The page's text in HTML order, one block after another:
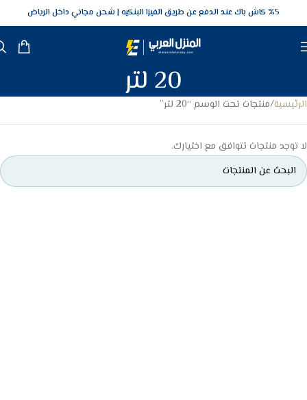
5‎% كاش باك عند الدفع عن طريق الفيزا البنكيه شحن مجاني داخل الرياض
20 لتر
الرئيسية منتجات تحت الوسم “20 لتر”
لا توجد منتجات تتوافق مع اختيارك.